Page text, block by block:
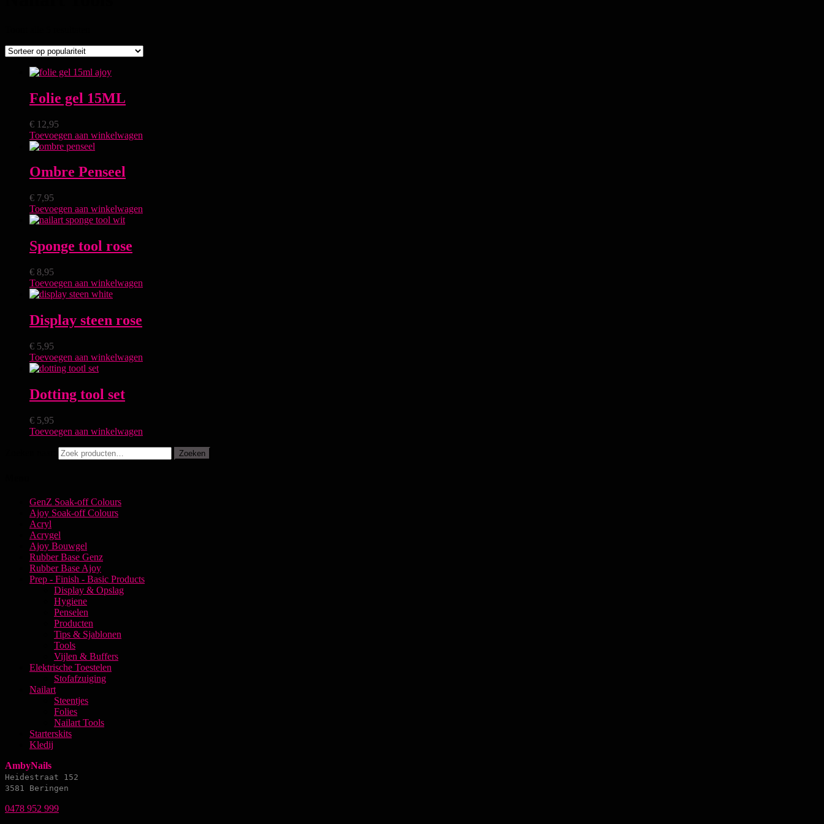
Folie gel 15ML
€ 12,95
Toevoegen aan winkelwagen
Ombre Penseel
€ 7,95
Toevoegen aan winkelwagen
Sponge tool rose
€ 8,95
Toevoegen aan winkelwagen
Display steen rose
€ 5,95
Toevoegen aan winkelwagen
Dotting tool set
€ 5,95
Toevoegen aan winkelwagen
Zoeken
GenZ Soak-off Colours
Ajoy Soak-off Colours
Acryl
Acrygel
Ajoy Bouwgel
Rubber Base Genz
Rubber Base Ajoy
Prep - Finish - Basic Products
Display & Opslag
Hygiene
Penselen
Producten
Tips & Sjablonen
Tools
Vijlen & Buffers
Elektrische Toestelen
Stofafzuiging
Nailart
Steentjes
Folies
Nailart Tools
Starterskits
Kledij
AmbyNails
Heidestraat 152
3581 Beringen
0478 952 999